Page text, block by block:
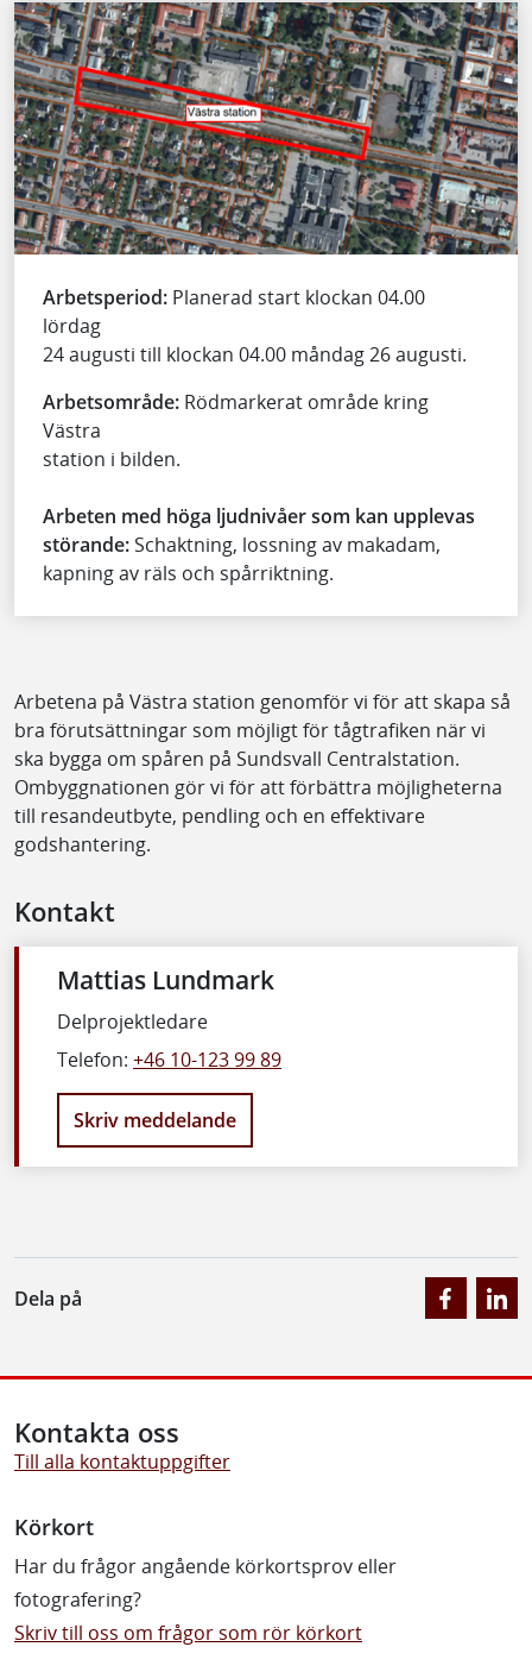
Arbetsperiod: Planerad start klockan 04.00
lördag
24 augusti till klockan 04.00 måndag 26 augusti.
Arbetsområde: Rödmarkerat område kring
Västra
station i bilden.
Arbeten med höga ljudnivåer som kan upplevas
störande:Schaktning, lossning av makadam,
kapning av räls och spårriktning.
Arbetena på Västra station genomför vi för att skapa så
bra förutsättningar som möjligt för tågtrafiken när vi
ska bygga om spåren på Sundsvall Centralstation.
Ombyggnationen gör vi för att förbättra möjligheterna
till resandeutbyte, pendling och en effektivare
godshantering.
Kontakt
Mattias Lundmark
Delprojektledare
Telefon: +46 10-123 99 89
Skriv meddelande
Dela på
Kontakta oss
Till alla kontaktuppgifter
Körkort
Har du frågor angående körkortsprov eller
fotografering?
Skriv till oss om frågor som rör körkort